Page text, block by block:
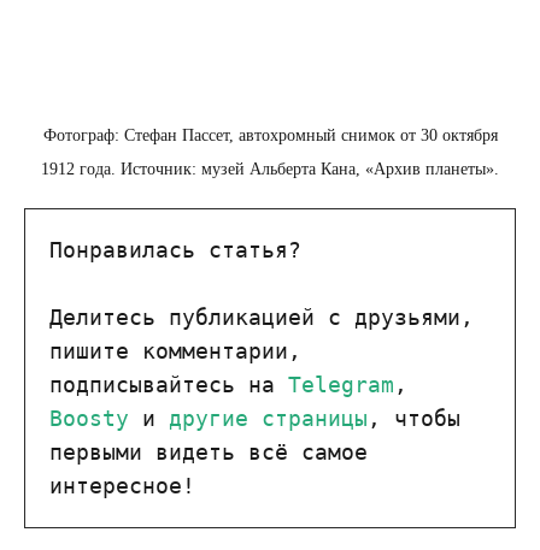
Фотограф: Стефан Пассет, автохромный снимок от 30 октября
1912 года. Источник: музей Альберта Кана, «Архив планеты».
Понравилась статья?
Делитесь публикацией с друзьями,
пишите комментарии,
подписывайтесь на Telegram
Boosty и другие страницы , чтобы
первыми видеть всё самое
интересное!